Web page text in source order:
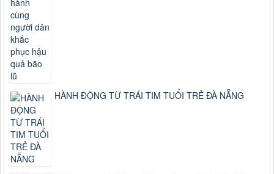
HÀNH ĐỘNG TỪ TRÁI TIM TUỔI TRẺ ĐÀ NẴNG